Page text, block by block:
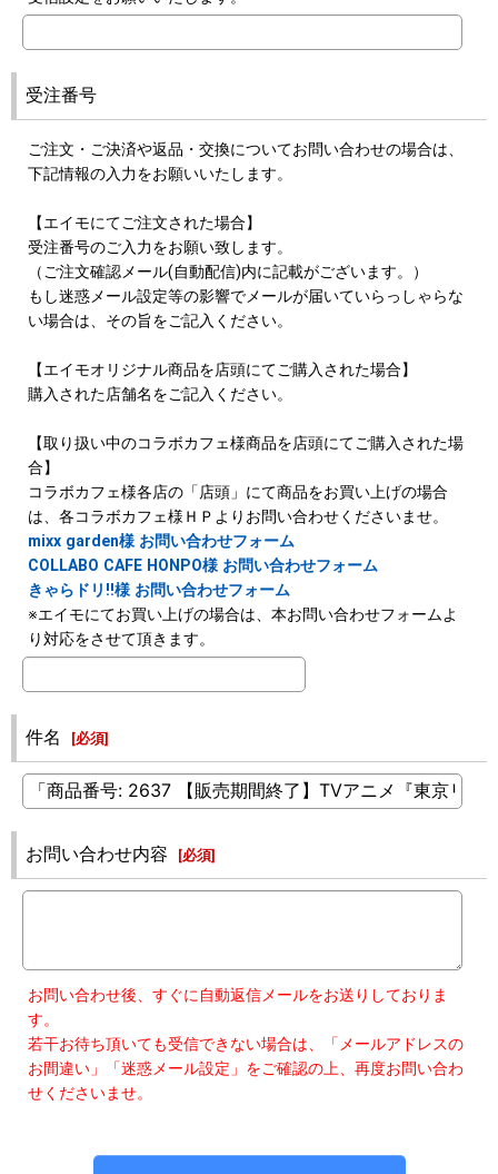
受注番号
ご注文・ご決済や返品・交換についてお問い合わせの場合は、
下記情報の入力をお願いいたします。
【エイモにてご注文された場合】
受注番号のご入力をお願い致します。
（ご注文確認メール(自動配信)内に記載がございます。）
もし迷惑メール設定等の影響でメールが届いていらっしゃらな
い場合は、その旨をご記入ください。
【エイモオリジナル商品を店頭にてご購入された場合】
購入された店舗名をご記入ください。
【取り扱い中のコラボカフェ様商品を店頭にてご購入された場
合】
コラボカフェ様各店の「店頭」にて商品をお買い上げの場合
は、各コラボカフェ様ＨＰよりお問い合わせくださいませ。
mixx garden様 お問い合わせフォーム
COLLABO CAFE HONPO様 お問い合わせフォーム
きゃらドリ!!様 お問い合わせフォーム
※エイモにてお買い上げの場合は、本お問い合わせフォームよ
り対応をさせて頂きます。
件名 [必須]
お問い合わせ内容 [必須]
お問い合わせ後、すぐに自動返信メールをお送りしておりま
す。
若干お待ち頂いても受信できない場合は、「メールアドレスの
お間違い」「迷惑メール設定」をご確認の上、再度お問い合わ
せくださいませ。